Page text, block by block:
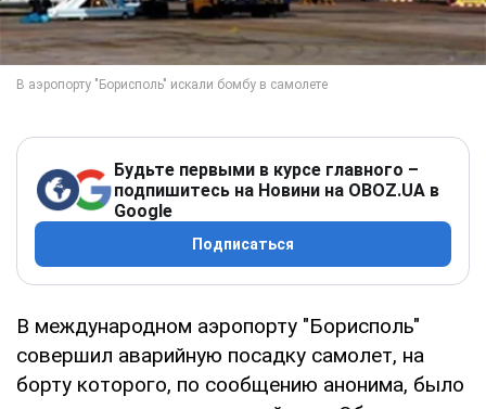
Будьте первыми в курсе главного –
подпишитесь на Новини на OBOZ.UA в
Google
Подписаться
В международном аэропорту "Борисполь"
совершил аварийную посадку самолет, на
борту которого, по сообщению анонима, было